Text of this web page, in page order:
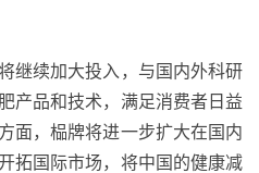
继续加大投入，与国内外科研
产品和技术，满足消费者日益
面，榀牌将进一步扩大在国内
拓国际市场，将中国的健康减